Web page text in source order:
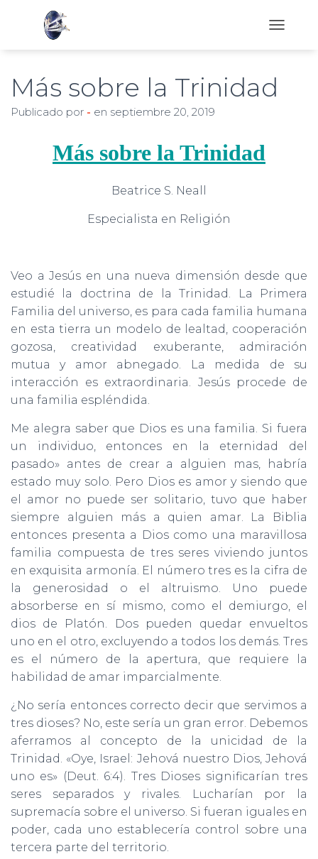
B
A
C
N
Más sobre la Trinidad
Publicado por - en septiembre 20, 2019
Más sobre la Trinidad
Beatrice S. Neall
Especialista en Religión
Veo a Jesús en una nueva dimensión desde que
estudié la doctrina de la Trinidad. La Primera
Familia del universo, es para cada familia humana
en esta tierra un modelo de lealtad, cooperación
gozosa, creatividad exuberante, admiración
mutua y amor abnegado. La medida de su
interacción es extraordinaria. Jesús procede de
una familia espléndida.
Me alegra saber que Dios es una familia. Si fuera
un individuo, entonces en la eternidad del
pasado» antes de crear a alguien mas, habría
estado muy solo. Pero Dios es amor y siendo que
el amor no puede ser solitario, tuvo que haber
siempre alguien más a quien amar. La Biblia
entonces presenta a Dios como una maravillosa
familia compuesta de tres seres viviendo juntos
en exquisita armonía. El número tres es la cifra de
la generosidad o el altruismo. Uno puede
absorberse en sí mismo, como el demiurgo, el
dios de Platón. Dos pueden quedar envueltos
uno en el otro, excluyendo a todos los demás. Tres
es el número de la apertura, que requiere la
habilidad de amar imparcialmente.
¿No sería entonces correcto decir que servimos a
tres dioses? No, este sería un gran error. Debemos
aferramos al concepto de la unicidad de la
Trinidad. «Oye, Israel: Jehová nuestro Dios, Jehová
uno es» (Deut. 6:4). Tres Dioses significarían tres
seres separados y rivales. Lucharían por la
supremacía sobre el universo. Si fueran iguales en
poder, cada uno establecería control sobre una
tercera parte del territorio.